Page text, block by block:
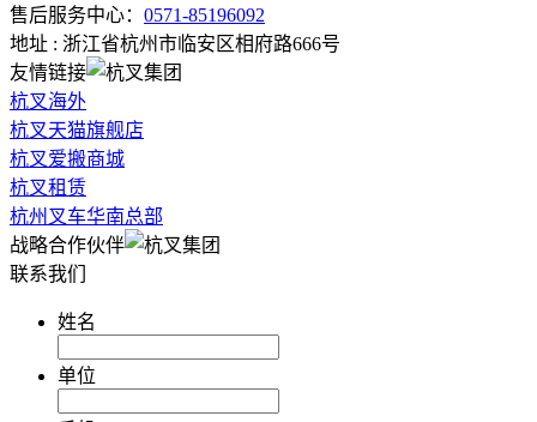
售后服务中心： 0571-85196092
地址 : 浙江省杭州市临安区相府路666号
友情链接
杭叉海外
杭叉天猫旗舰店
杭叉爱搬商城
杭叉租赁
杭州叉车华南总部
战略合作伙伴
联系我们
姓名
单位